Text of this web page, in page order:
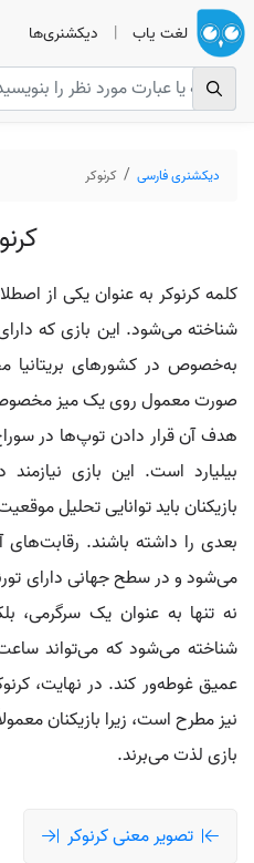
لغت یاب | دیکشنری‌ها
دیکشنری فارسی کرنوکر
کلمه کرنوکر به عنوان یکی از
شناخته می‌شود. این بازی که
به‌خصوص در کشورهای بریتانیا
صورت معمول روی یک میز
هدف آن قرار دادن توپ‌ها در
بیلیارد است. این بازی
بازیکنان باید توانایی تحلیل
بعدی را داشته باشند. رقابت‌های
می‌شود و در سطح جهانی دارای
نه تنها به عنوان یک سرگرمی،
شناخته می‌شود که می‌تواند
عمیق غوطه‌ور کند. در نهایت،
نیز مطرح است، زیرا بازیکنان
بازی لذت می‌برند.
تصویر معنی کرنوکر